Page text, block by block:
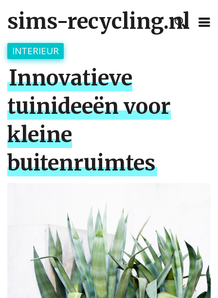
sims-recycling.nl
INTERIEUR
Innovatieve
tuinideeën voor
kleine
buitenruimtes